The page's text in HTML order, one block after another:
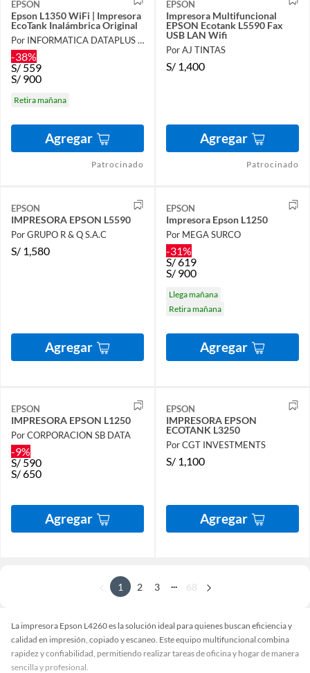
EPSON
Epson L1350 WiFi | Impresora
EcoTank Inalámbrica Original
Por INFORMATICA DATAPLUS SAC
-38%
S/559
S/ 900
Retira mañana
Agregar
Patrocinado
EPSON
Impresora Multifuncional
EPSON Ecotank L5590 Fax
USB LAN Wifi
Por AJ TINTAS
S/ 1,400
Agregar
Patrocinado
EPSON
IMPRESORA EPSON L5590
Por GRUPO R & Q S.A.C
S/ 1,580
Agregar
EPSON
Impresora Epson L1250
Por MEGA SURCO
-31%
S/619
S/ 900
Llega mañana
Retira mañana
Agregar
EPSON
IMPRESORA EPSON L1250
Por CORPORACION SB DATA
-9%
S/ 590
S/650
Agregar
EPSON
IMPRESORA EPSON
ECOTANK L3250
Por CGT INVESTMENTS
S/ 1,100
Agregar
1 2 3 ... 68
La impresora Epson L4260 es la solución ideal para quienes buscan eficiencia y
calidad en impresión, copiado y escaneo. Este equipo multifuncional combina
rapidez y confiabilidad, permitiendo realizar tareas de oficina y hogar de manera
sencilla y profesional.